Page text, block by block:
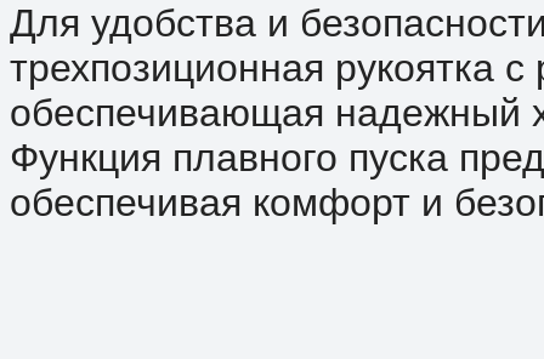
Для удобства и
трехпозиционная рукоятка
обеспечивающая надежный
Функция плавного пуска
обеспечивая комфорт и